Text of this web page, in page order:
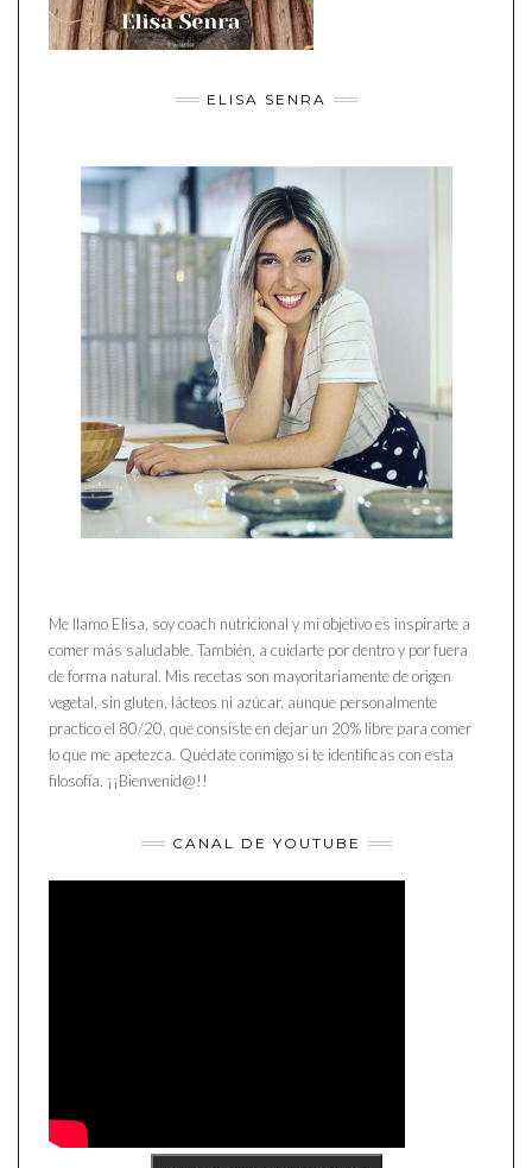
ELISA SENRA
Me llamo Elisa, soy coach nutricional y mi objetivo es inspirarte a
comer más saludable. También, a cuidarte por dentro y por fuera
de forma natural. Mis recetas son mayoritariamente de origen
vegetal, sin gluten, lácteos ni azúcar, aunque personalmente
practico el 80/20, que consiste en dejar un 20% libre para comer
lo que me apetezca. Quédate conmigo si te identificas con esta
filosofía. ¡¡Bienvenid@!!
CANAL DE YOUTUBE